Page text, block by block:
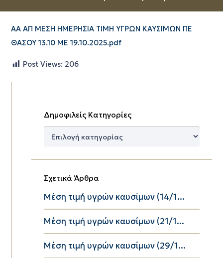
ΑΑ ΑΠ ΜΕΣΗ ΗΜΕΡΗΣΙΑ ΤΙΜΗ ΥΓΡΩΝ ΚΑΥΣΙΜΩΝ ΠΕ
ΘΑΣΟΥ 13.10 ΜΕ 19.10.2025.pdf
Post Views: 206
Δημοφιλείς Κατηγορίες
Δημοφιλείς
Σχετικά Άρθρα
Μέση τιμή υγρών καυσίμων (14/1...
Μέση τιμή υγρών καυσίμων (21/1...
Μέση τιμή υγρών καυσίμων (29/1...